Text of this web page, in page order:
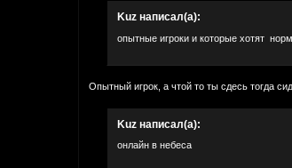
Kuz написал(а):
опытные игроки и которые хотят
Опытный игрок, а чтой то ты сдесь тогда
Kuz написал(а):
онлайн в небеса